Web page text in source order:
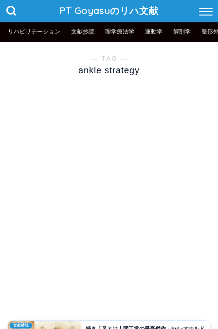
PT Goyasuのリハ文献
リハビリテーション 文献抄読 理学療法学 運動学 解剖学 整形
― TAG ―
ankle strategy
文献抄読